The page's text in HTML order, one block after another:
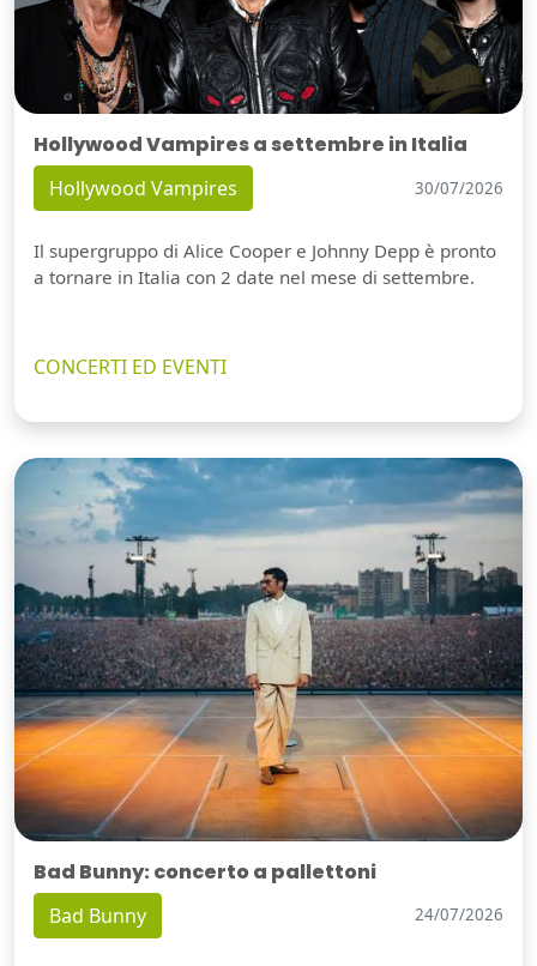
Hollywood Vampires a settembre in Italia
Hollywood Vampires 30/07/2026
Il supergruppo di Alice Cooper e Johnny Depp è pronto
a tornare in Italia con 2 date nel mese di settembre.
CONCERTI ED EVENTI
Bad Bunny: concerto a pallettoni
Bad Bunny 24/07/2026